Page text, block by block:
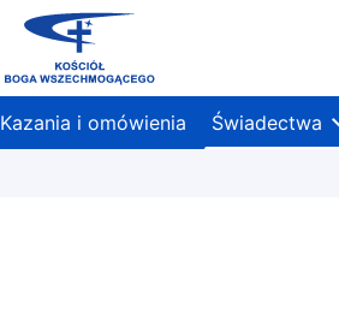
Kazania i omówienia Świadectwa